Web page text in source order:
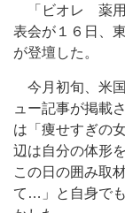
「ビオレ 薬用
表会が１６日、
が登壇した。
今月初旬、米
ュー記事が掲載
は「痩せすぎの
辺は自分の体形
この日の囲み取
て…」と自身で